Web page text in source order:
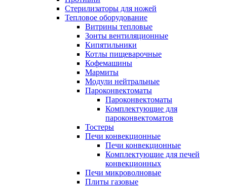
Стерилизаторы для ножей
Тепловое оборудование
Витрины тепловые
Зонты вентиляционные
Кипятильники
Котлы пищеварочные
Кофемашины
Мармиты
Модули нейтральные
Пароконвектоматы
Пароконвектоматы
Комплектующие для
пароконвектоматов
Тостеры
Печи конвекционные
Печи конвекционные
Комплектующие для печей
конвекционных
Печи микроволновые
Плиты газовые